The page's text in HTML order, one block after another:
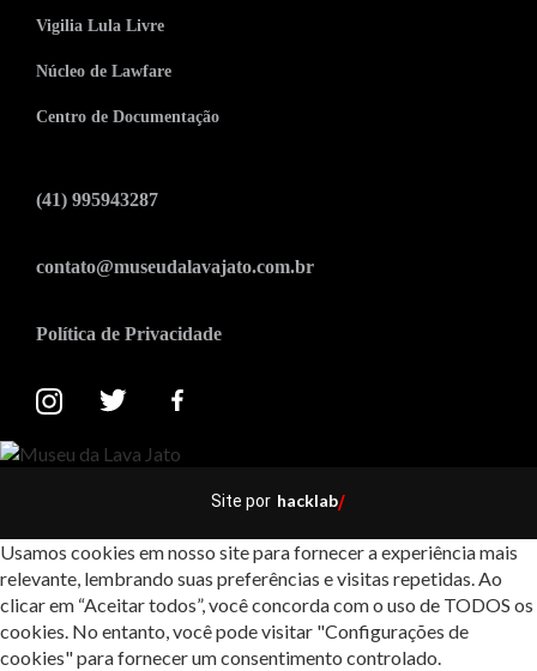
Vigilia Lula Livre
Núcleo de Lawfare
Centro de Documentação
(41) 995943287
contato@museudalavajato.com.br
Política de Privacidade
Site por hacklab/
Usamos cookies em nosso site para fornecer a experiência mais
relevante, lembrando suas preferências e visitas repetidas. Ao
clicar em “Aceitar todos”, você concorda com o uso de TODOS os
cookies. No entanto, você pode visitar "Configurações de
cookies" para fornecer um consentimento controlado.